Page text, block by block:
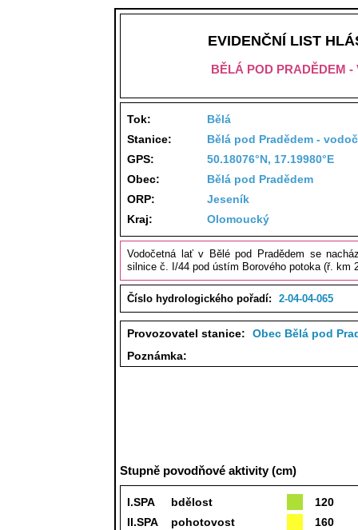
EVIDENČNÍ LIST
BĚLÁ POD PRADĚDEM -
Tok:
Bělá
Stanice:
Bělá pod Pradědem -
GPS:
50.18076°N, 17.19980°E
Obec:
Bělá pod Pradědem
ORP:
Jeseník
Kraj:
Olomoucký
Vodočetná lať v Bělé pod Pradědem se
silnice č. I/44 pod ústím Borového potoka (ř. km
Číslo hydrologického pořadí: 2-04-04-065
Provozovatel stanice:
Obec Bělá pod
Poznámka:
Stupně povodňové aktivity (cm)
I.SPA bdělost
120
II.SPA
pohotovost
160